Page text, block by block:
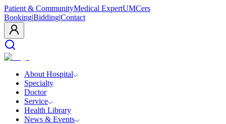
Patient & CommunityMedical ExpertUMCers
Booking|Bidding|Contact
About Hospital
Specialty
Doctor
Service
Health Library
News & Events